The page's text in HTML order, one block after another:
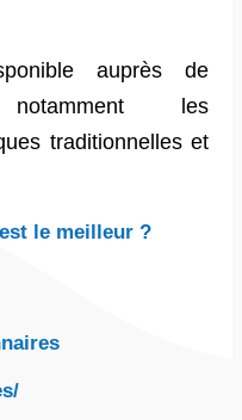
auprès de
les
traditionnelles et
le meilleur ?